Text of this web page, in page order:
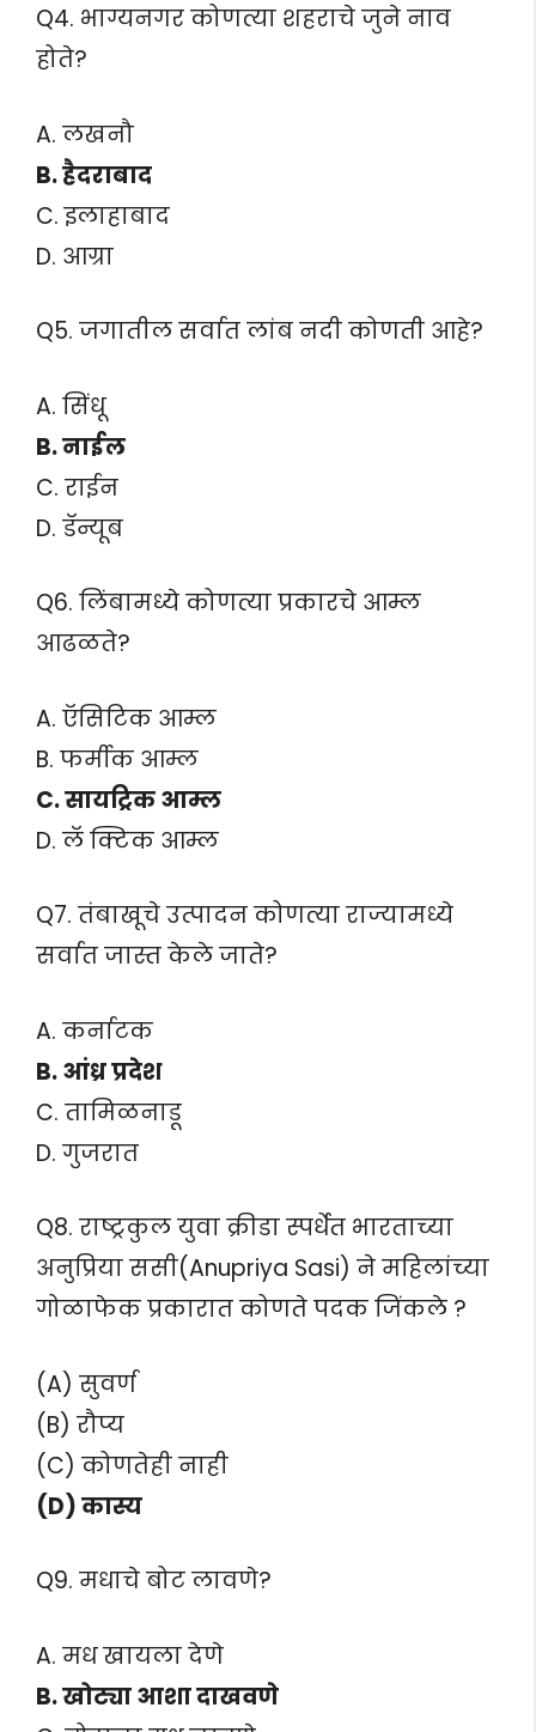
Q4. भाग्यनगर कोणत्या शहराचे जुने नाव
होते?
A. लखनौ
B. हैदराबाद
C. इलाहाबाद
D. आग्रा
Q5. जगातील सर्वात लांब नदी कोणती आहे?
A. सिंधू
B. नाईल
C. राईन
D. डॅन्यूब
Q6. लिंबामध्ये कोणत्या प्रकारचे आम्ल
आढळते?
A. ऍसिटिक आम्ल
B. फर्मीक आम्ल
C. सायट्रिक आम्ल
D. लॅ क्टिक आम्ल
Q7. तंबाखूचे उत्पादन कोणत्या राज्यामध्ये
सर्वात जास्त केले जाते?
A. कर्नाटक
B. आंध्र प्रदेश
C. तामिळनाडू
D. गुजरात
Q8. राष्ट्रकुल युवा क्रीडा स्पर्धेत भारताच्या
अनुप्रिया ससी(Anupriya Sasi) ने महिलांच्या
गोळाफेक प्रकारात कोणते पदक जिंकले ?
(A) सुवर्ण
(B) रौप्य
(C) कोणतेही नाही
(D) कास्य
Q9. मधाचे बोट लावणे?
A. मध खायला देणे
B. खोट्या आशा दाखवणे